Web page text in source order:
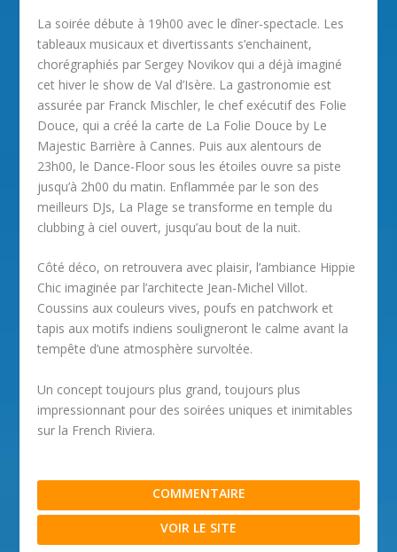
La soirée débute à 19h00 avec le dîner-spectacle. Les
tableaux musicaux et divertissants s’enchainent,
chorégraphiés par Sergey Novikov qui a déjà imaginé
cet hiver le show de Val d’Isère. La gastronomie est
assurée par Franck Mischler, le chef exécutif des Folie
Douce, qui a créé la carte de La Folie Douce by Le
Majestic Barrière à Cannes. Puis aux alentours de
23h00, le Dance-Floor sous les étoiles ouvre sa piste
jusqu’à 2h00 du matin. Enflammée par le son des
meilleurs DJs, La Plage se transforme en temple du
clubbing à ciel ouvert, jusqu’au bout de la nuit.
Côté déco, on retrouvera avec plaisir, l’ambiance Hippie
Chic imaginée par l’architecte Jean-Michel Villot.
Coussins aux couleurs vives, poufs en patchwork et
tapis aux motifs indiens souligneront le calme avant la
tempête d’une atmosphère survoltée.
Un concept toujours plus grand, toujours plus
impressionnant pour des soirées uniques et inimitables
sur la French Riviera.
COMMENTAIRE
VOIR LE SITE